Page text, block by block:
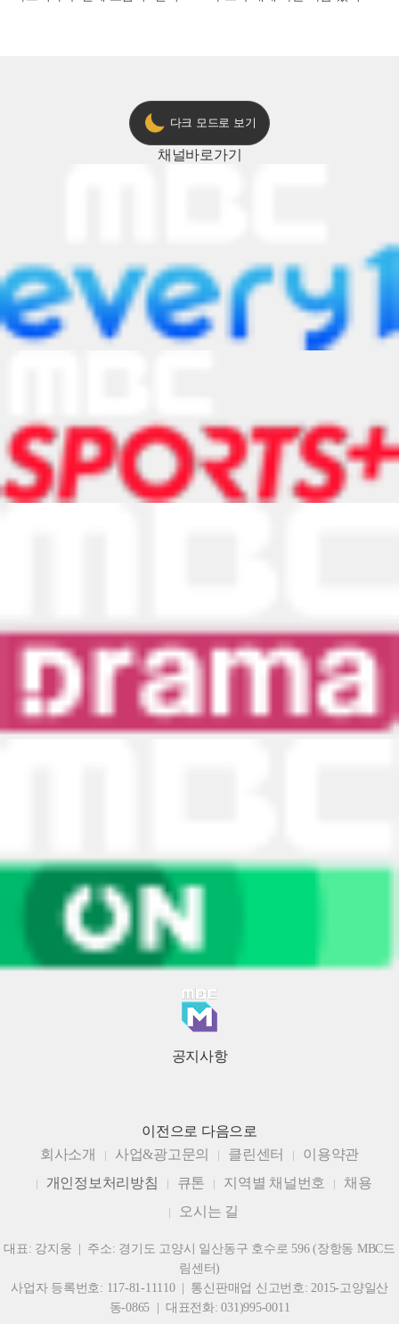
다크 모드로 보기
채널바로가기
공지사항
이전으로 다음으로
회사소개
사업&광고문의 클린센터
이용약관
개인정보처리방침
큐톤 지역별 채널번호
채용
오시는 길
대표: 강지웅 | 주소: 경기도 고양시 일산동구 호수로 596 (장항동 MBC드
림센터)
사업자 등록번호: 117-81-11110 | 통신판매업 신고번호: 2015-고양일산
동-0865 | 대표전화: 031)995-0011